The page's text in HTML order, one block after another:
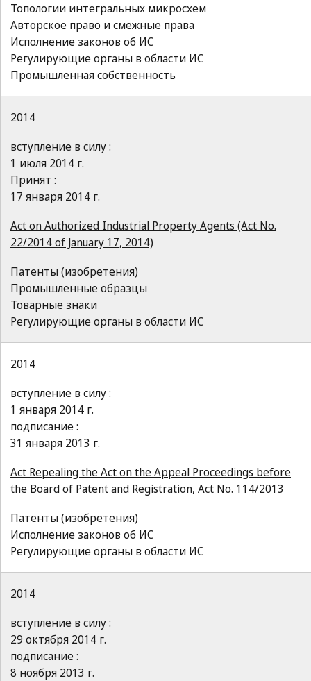
Топологии интегральных микросхем
Авторское право и смежные права
Исполнение законов об ИС
Регулирующие органы в области ИС
Промышленная собственность
2014
вступление в силу :
1 июля 2014 г.
Принят :
17 января 2014 г.
Act on Authorized Industrial Property Agents (Act No.
22/2014 of January 17, 2014)
Патенты (изобретения)
Промышленные образцы
Товарные знаки
Регулирующие органы в области ИС
2014
вступление в силу :
1 января 2014 г.
подписание :
31 января 2013 г.
Act Repealing the Act on the Appeal Proceedings before
the Board of Patent and Registration, Act No. 114/2013
Патенты (изобретения)
Исполнение законов об ИС
Регулирующие органы в области ИС
2014
вступление в силу :
29 октября 2014 г.
подписание :
8 ноября 2013 г.